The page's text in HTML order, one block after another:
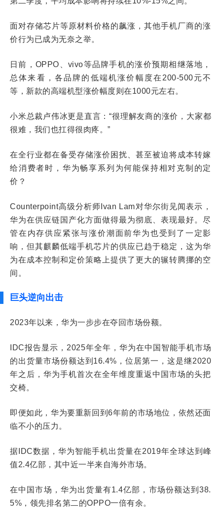
面对存储芯片等原材料价格的飙涨，其他手机厂商的涨
价行为已成为无奈之举。
日前，OPPO、vivo等品牌手机的涨价预期相继落地，
总体来看，各品牌的低端机涨价幅度在200-500元不
等，新款的高端机型涨价幅度则在1000元左右。
小米总裁卢伟冰更是直言：“很理解友商的涨价，大家都
很难，我们也扛得很肉疼。”
在全行业都在备受存储涨价困扰、甚至被迫将成本转嫁
给消费者时，华为畅享系列为何能保持相对克制的定
价？
Counterpoint高级分析师Ivan Lam对华尔街见闻表示，
华为在供应链国产化方面做得最为彻底、表现最好。尽
管在内存供应紧张与涨价潮面前华为也受到了一定影
响，但其麒麟低端手机芯片的供应已趋于稳定，这为华
为在成本控制和定价策略上提供了更大的辗转腾挪的空
间。
巨头逆向出击
2023年以来，华为一步步在夺回市场份额。
IDC报告显示，2025年全年，华为在中国智能手机市场
的出货量市场份额达到16.4%，位居第一，这是继2020
年之后，华为手机首次在全年维度重返中国市场的头把
交椅。
即便如此，华为要重新回到6年前的市场地位，依然还面
临不小的压力。
据IDC数据，华为智能手机出货量在2019年全球达到峰
值2.4亿部，其中近一半来自海外市场。
在中国市场，华为出货量有1.4亿部，市场份额达到38.
5%，领先排名第二的OPPO一倍有余。